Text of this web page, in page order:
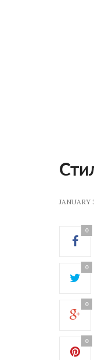
JANUARY
0
0
0
0